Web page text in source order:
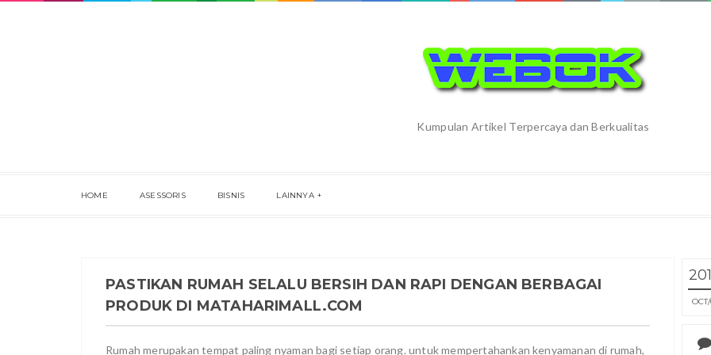
Kumpulan Artikel Terpercaya dan Berkualitas
HOME ASESSORIS BISNIS LAINNYA
OCT
PASTIKAN RUMAH SELALU BERSIH DAN RAPI DENGAN BERBAGAI
PRODUK DI MATAHARIMALL.COM
Rumah merupakan tempat paling nyaman bagi setiap orang. untuk mempertahankan kenyamanan di rumah,